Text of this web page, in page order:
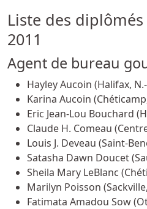
Liste des
2011
Agent de bureau
Hayley Aucoin (Halifax,
Karina Aucoin
Eric Jean-Lou Bouchard
Claude H. Comeau
Louis J. Deveau (Saint-
Satasha Dawn Doucet
Sheila Mary LeBlanc
Marilyn Poisson
Fatimata Amadou Sow